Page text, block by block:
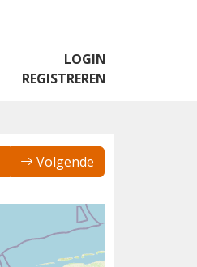
LOGIN
REGISTREREN
Volgende